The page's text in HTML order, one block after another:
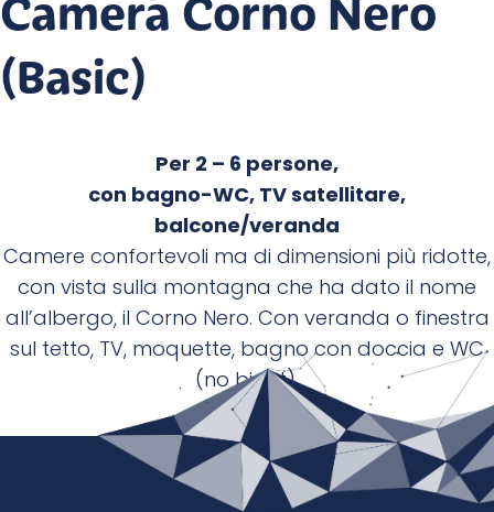
(Basic)
Per 2 – 6 persone,
con bagno-WC, TV satellitare,
balcone/veranda
Camere confortevoli ma di dimensioni più ridotte,
con vista sulla montagna che ha dato il nome
all’albergo, il Corno Nero. Con veranda o finestra
sul tetto, TV, moquette, bagno con doccia e WC
(no bidet).